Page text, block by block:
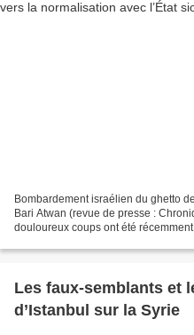
Bombardement israélien du ghetto
Bari Atwan (revue de presse :
douloureux coups ont été
Les faux-semblants et
d’Istanbul sur la Syrie